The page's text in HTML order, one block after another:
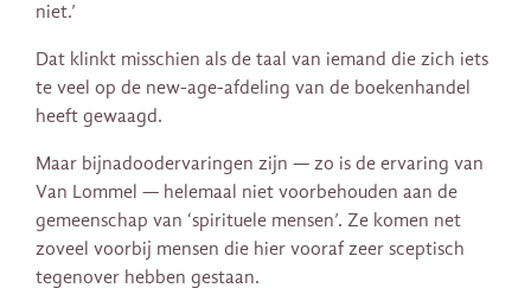
niet.’
Dat klinkt misschien als de taal van iemand die zich iets
te veel op de new-age-afdeling van de boekenhandel
heeft gewaagd.
Maar bijnadoodervaringen zijn — zo is de ervaring van
Van Lommel — helemaal niet voorbehouden aan de
gemeenschap van ‘spirituele mensen’. Ze komen net
zoveel voorbij mensen die hier vooraf zeer sceptisch
tegenover hebben gestaan.